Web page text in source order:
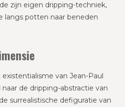
zijn eigen dripping-techniek,
langs potten naar beneden
van Jean-Paul
de dripping-abstractie van
surrealistische defiguratie van